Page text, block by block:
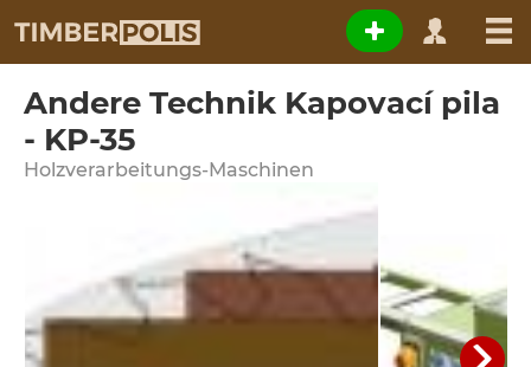
Andere Technik Kapovací pila
- KP-35
Holzverarbeitungs-Maschinen